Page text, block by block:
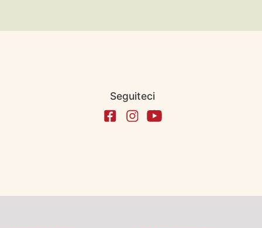
Seguiteci